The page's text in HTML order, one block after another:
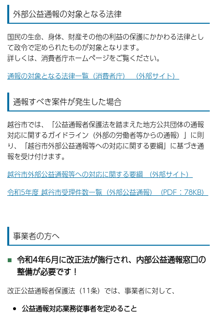
外部公益通報の対象となる法律
国民の生命、身体、財産その他の利益の保護にかかわる法律とし
て政令で定められたものが対象となります。
詳しくは、消費者庁ホームページをご覧ください。
通報の対象となる法律一覧（消費者庁） （外部サイト）
通報すべき案件が発生した場合
越谷市では、「公益通報者保護法を踏まえた地方公共団体の通報
対応に関するガイドライン（外部の労働者等からの通報）」に則
り、「越谷市外部公益通報等への対応に関する要綱」に基づき通
報を受け付けます。
越谷市外部公益通報等への対応に関する要綱 （外部サイト）
令和5年度 越谷市受理件数一覧（外部公益通報）（PDF：78KB）
事業者の方へ
令和4年6月に改正法が施行され、内部公益通報窓口の
整備が必要です！
改正公益通報者保護法（11条）では、事業者に対して、
公益通報対応業務従事者を定めること